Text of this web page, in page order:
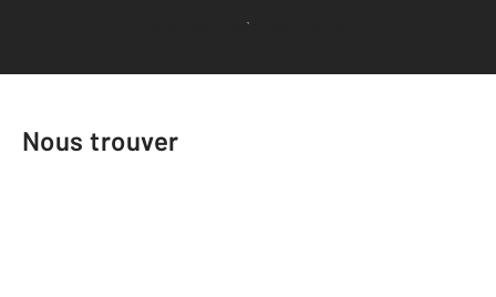
Voir tous les avis clients
Nous trouver